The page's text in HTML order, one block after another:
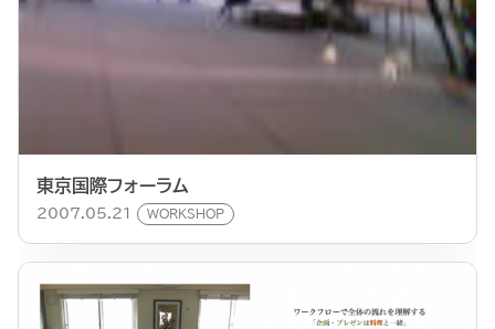
東京国際フォーラム
2007.05.21 WORKSHOP